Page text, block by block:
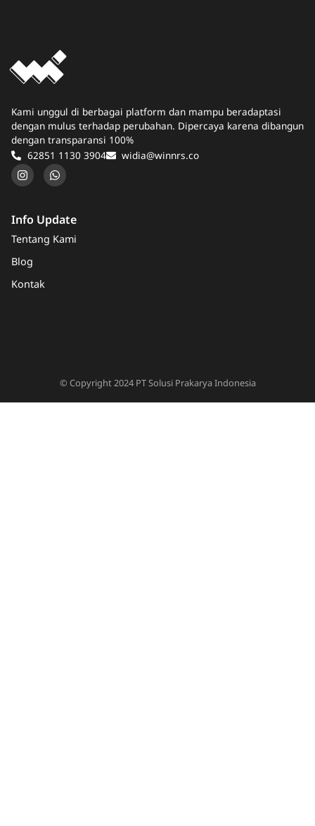
Kami unggul di berbagai platform dan mampu beradaptasi
dengan mulus terhadap perubahan. Dipercaya karena dibangun
dengan transparansi 100%
62851 1130 3904
widia@winnrs.co
Info Update
Tentang Kami
Blog
Kontak
© Copyright 2024 PT Solusi Prakarya Indonesia